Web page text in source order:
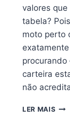
valores
tabela?
moto perto
carteira
não
LER MAIS